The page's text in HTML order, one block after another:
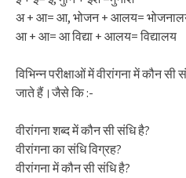
अ + आ= आ, भोजन + आलय=
आ + आ= आ विद्या + आलय= विद्यालय
विभिन्न परीक्षाओं में वीरांगना में कौन
जाते हैं।जैसे कि :-
वीरांगना शब्द में कौन सी संधि है?
वीरांगना का संधि विग्रह?
वीरांगना में कौन सी संधि है?